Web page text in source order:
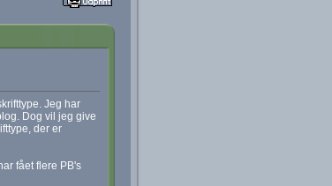
Jeg har
Dog vil jeg give
der er
fået flere PB's